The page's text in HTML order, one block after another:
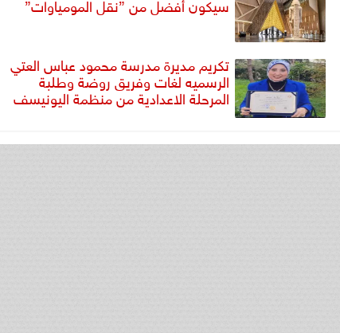
تكريم مديرة مدرسة محمود عباس العتي
الرسميه لغات وفريق روضة وطلبة
المرحلة الاعدادية من منظمة اليونيسف